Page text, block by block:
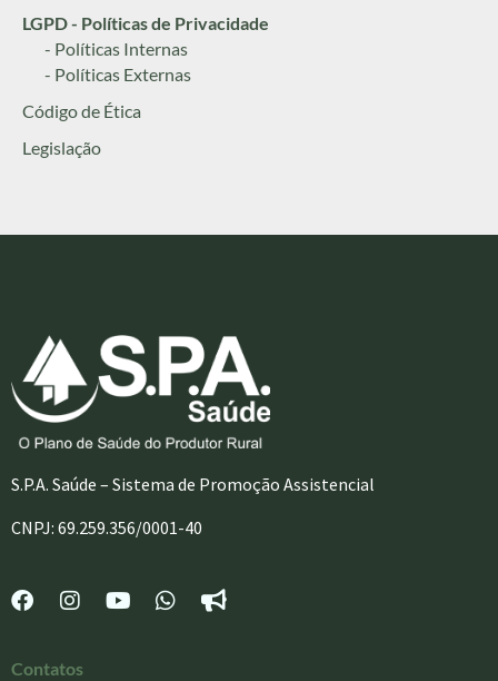
LGPD - Políticas de Privacidade
- Políticas Internas
- Políticas Externas
Código de Ética
Legislação
S.P.A. Saúde – Sistema de Promoção Assistencial
CNPJ: 69.259.356/0001-40
Contatos